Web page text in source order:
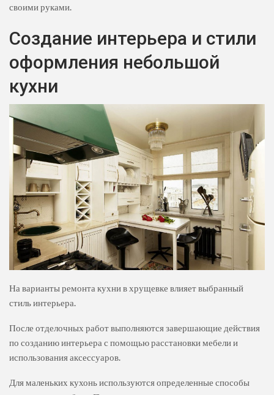
своими руками.
Создание интерьера и стили
оформления небольшой
кухни
На варианты ремонта кухни в хрущевке влияет выбранный
стиль интерьера.
После отделочных работ выполняются завершающие действия
по созданию интерьера с помощью расстановки мебели и
использования аксессуаров.
Для маленьких кухонь используются определенные способы